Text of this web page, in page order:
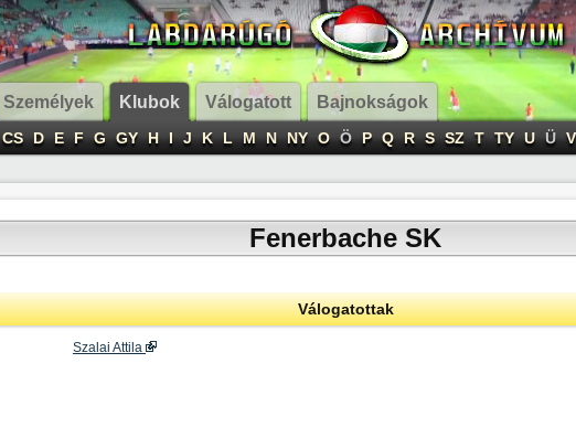
Személyek Klubok Válogatott Bajnokságok
CS D E F G GY H I J K L M N NY O Ö P Q R S SZ T TY U Ü V
Fenerbache SK
Válogatottak
Szalai Attila